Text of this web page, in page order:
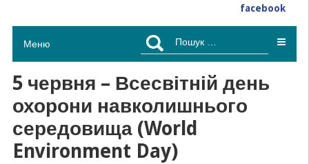
facebook
Меню
Пошук:
5 червня – Всесвітній день
охорони навколишнього
середовища (World
Environment Day)